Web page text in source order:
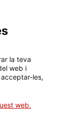
empreses
la teva
web i
les,
web.